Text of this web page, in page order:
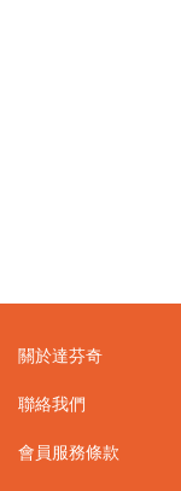
關於達芬奇
聯絡我們
會員服務條款